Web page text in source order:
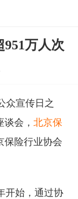
万人次
众宣传日之
会， 北京保
保险行业协会
开始，通过协